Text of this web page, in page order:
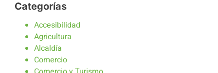
Categorías
Accesibilidad
Agricultura
Alcaldía
Comercio